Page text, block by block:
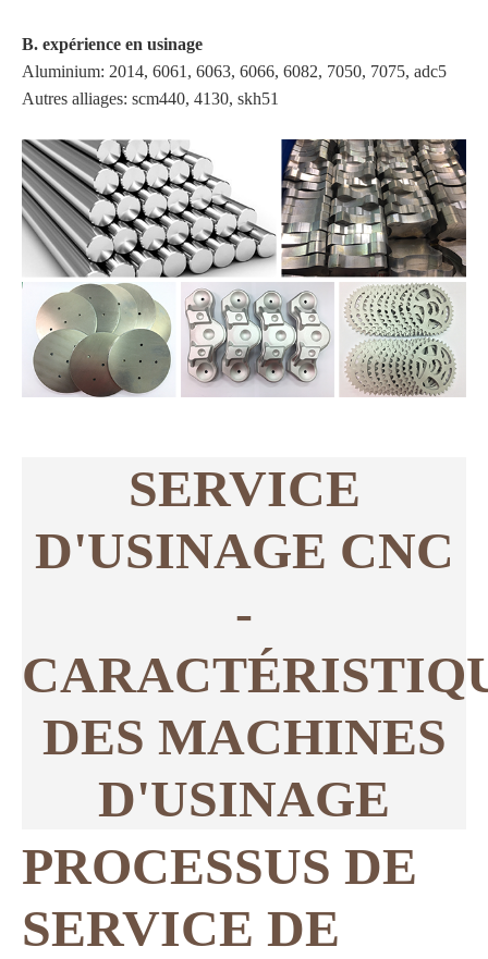
B. expérience en usinage
Aluminium: 2014, 6061, 6063, 6066, 6082, 7050, 7075, adc5
Autres alliages: scm440, 4130, skh51
SERVICE
D'USINAGE CNC
-
DES MACHINES
D'USINAGE
PROCESSUS DE
SERVICE DE